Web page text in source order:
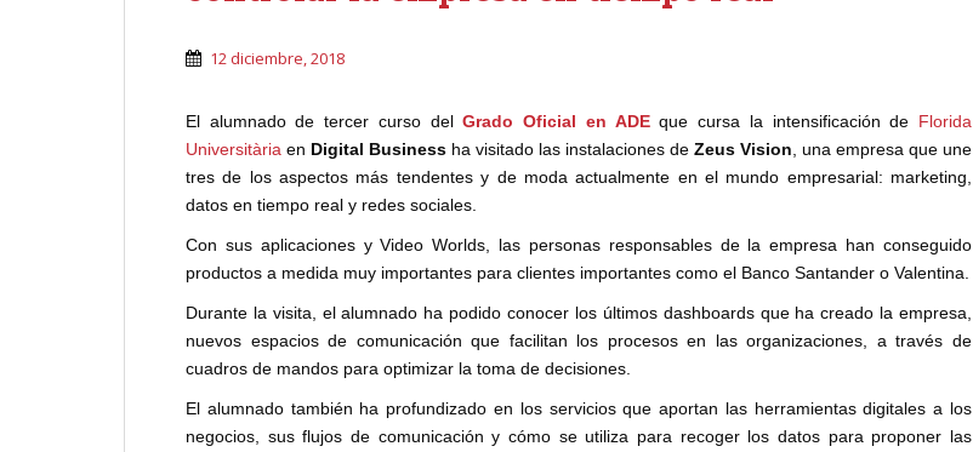
12 diciembre, 2018
El alumnado de tercer curso delGrado Oficial en ADEque cursa la intensificación de Florida
Universitària en Digital Business ha visitado las instalaciones de Zeus Vision , una empresa que une
tres de los aspectos más tendentes y de moda actualmente en el mundo empresarial: marketing,
datos en tiempo real y redes sociales.
Con sus aplicaciones y Video Worlds, las personas responsables de la empresa han conseguido
productos a medida muy importantes para clientes importantes como el Banco Santander o Valentina.
Durante la visita, el alumnado ha podido conocer los últimos dashboards que ha creado la empresa,
nuevos espacios de comunicación que facilitan los procesos en las organizaciones, a través de
cuadros de mandos para optimizar la toma de decisiones.
El alumnado también ha profundizado en los servicios que aportan las herramientas digitales a los
negocios, sus flujos de comunicación y cómo se utiliza para recoger los datos para proponer las